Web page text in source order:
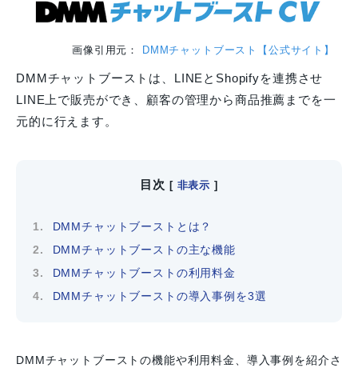
画像引用元： DMMチャットブースト【公式サイト】
DMMチャットブーストは、LINEとShopifyを連携させ
LINE上で販売ができ、顧客の管理から商品推薦までを一
元的に行えます。
目次 [ 非表示 ]
DMMチャットブーストとは？
DMMチャットブーストの主な機能
DMMチャットブーストの利用料金
DMMチャットブーストの導入事例を3選
DMMチャットブーストの機能や利用料金、導入事例を紹介さ